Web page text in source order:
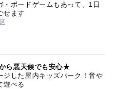
・ボードゲームもあって、1日
せます
ら悪天候でも安心★
ジした屋内キッズパーク！音や
遊べる